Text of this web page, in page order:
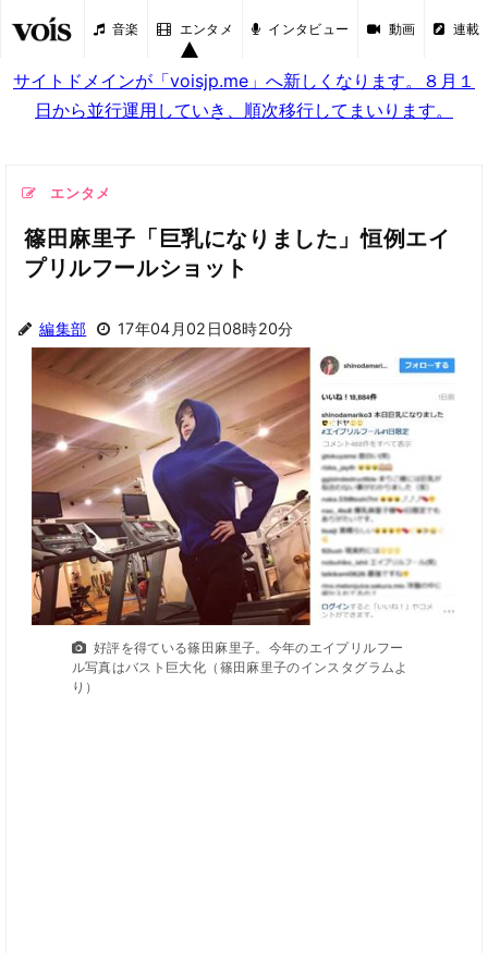
音楽 エンタメ インタビュー 動画 連載
サイトドメインが「voisjp.me」へ新しくなります。８月１
日から並行運用していき、順次移行してまいります。
エンタメ
篠田麻里子「巨乳になりました」恒例エイ
プリルフールショット
編集部 17年04月02日08時20分
好評を得ている篠田麻里子。今年のエイプリルフー
ル写真はバスト巨大化（篠田麻里子のインスタグラムよ
り）